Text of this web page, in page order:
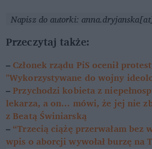
Napisz do autorki:
Przeczytaj także:
– Członek rządu PiS ocenił
"Wykorzystywane do wojny
–Przychodzi kobieta z
lekarza, a on... mówi, że jej nie
z Beatą Świniarską
– “Trzecią ciążę przerwałam bez
wpis o aborcji wywołał burzę na